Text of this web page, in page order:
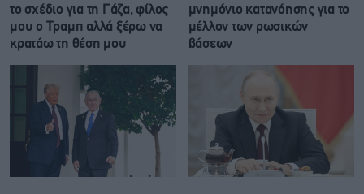
το σχέδιο για τη Γάζα, φίλος
μου ο Τραμπ αλλά ξέρω να
κρατάω τη θέση μου
μνημόνιο κατανόησης για το
μέλλον των ρωσικών
βάσεων